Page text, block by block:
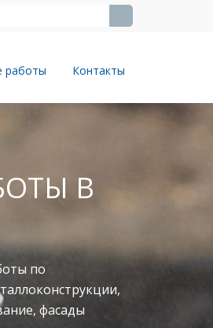
работы Контакты
В
по
фасады